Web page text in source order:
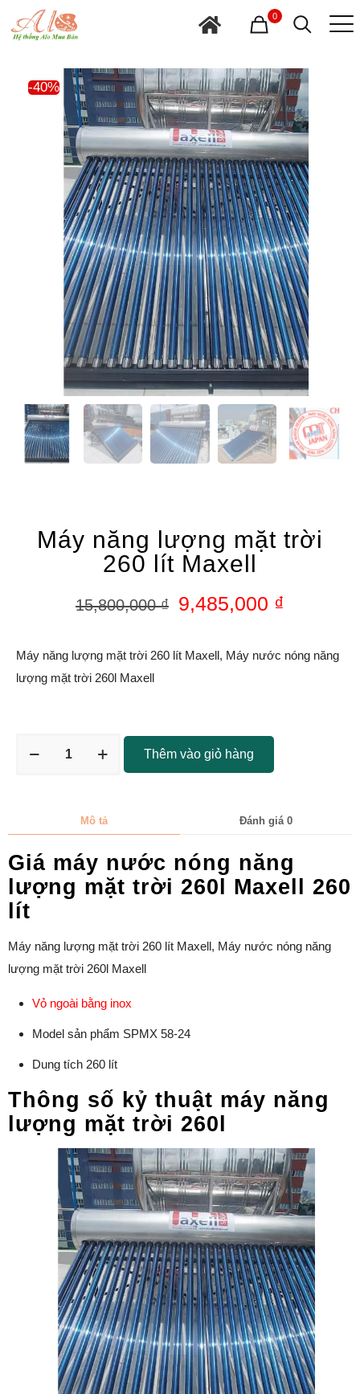
0
-40%
Máy năng lượng mặt trời
260 lít Maxell
15,800,000₫ 9,485,000 ₫
Máy năng lượng mặt trời 260 lít Maxell, Máy nước nóng năng
lượng mặt trời 260l Maxell
Thêm vào giỏ hàng
Mô tả Đánh giá 0
Giá máy nước nóng năng
lượng mặt trời 260l Maxell 260
lít
Máy năng lượng mặt trời 260 lít Maxell, Máy nước nóng năng
lượng mặt trời 260l Maxell
Vỏ ngoài bằng inox
Model sản phẩm SPMX 58-24
Dung tích 260 lít
Thông số kỷ thuật máy năng
lượng mặt trời 260l